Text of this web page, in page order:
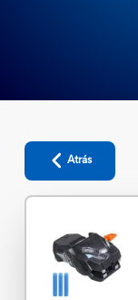
Atrás